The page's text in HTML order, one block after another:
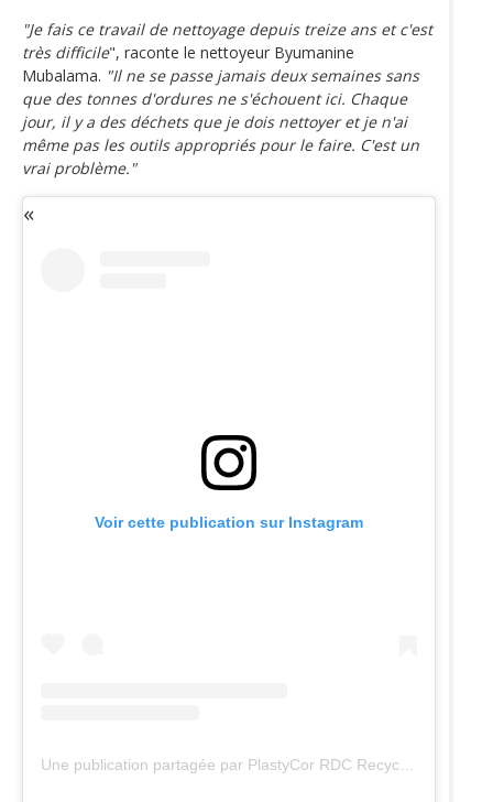
"Je fais ce travail de nettoyage depuis treize ans et c'est
très difficile", raconte le nettoyeur Byumanine
Mubalama. "Il ne se passe jamais deux semaines sans
que des tonnes d'ordures ne s'échouent ici. Chaque
jour, il y a des déchets que je dois nettoyer et je n'ai
même pas les outils appropriés pour le faire. C'est un
vrai problème."
Voir cette publication sur Instagram